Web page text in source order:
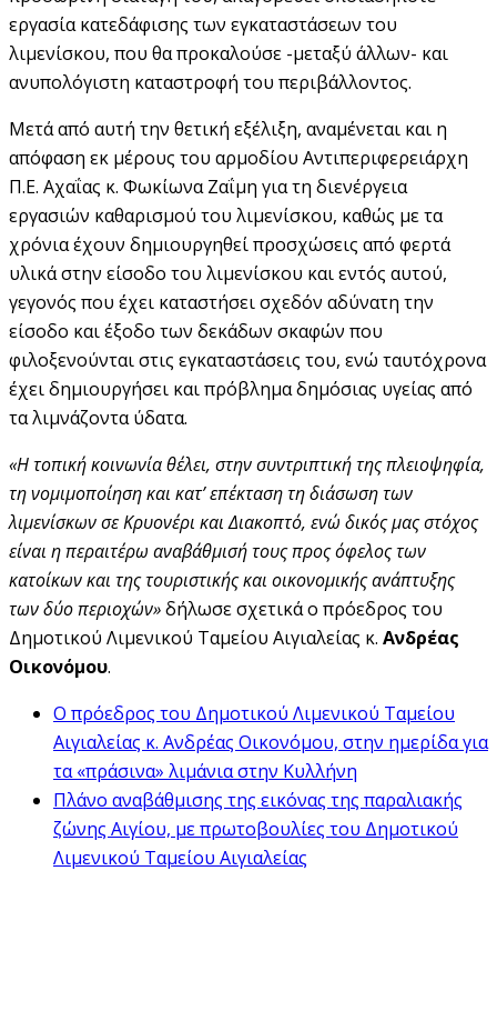
εργασία κατεδάφισης των εγκαταστάσεων του
λιμενίσκου, που θα προκαλούσε -μεταξύ άλλων- και
ανυπολόγιστη καταστροφή του περιβάλλοντος.
Μετά από αυτή την θετική εξέλιξη, αναμένεται και η
απόφαση εκ μέρους του αρμοδίου Αντιπεριφερειάρχη
Π.Ε. Αχαΐας κ. Φωκίωνα Ζαΐμη για τη διενέργεια
εργασιών καθαρισμού του λιμενίσκου, καθώς με τα
χρόνια έχουν δημιουργηθεί προσχώσεις από φερτά
υλικά στην είσοδο του λιμενίσκου και εντός αυτού,
γεγονός που έχει καταστήσει σχεδόν αδύνατη την
είσοδο και έξοδο των δεκάδων σκαφών που
φιλοξενούνται στις εγκαταστάσεις του, ενώ ταυτόχρονα
έχει δημιουργήσει και πρόβλημα δημόσιας υγείας από
τα λιμνάζοντα ύδατα.
«Η τοπική κοινωνία θέλει, στην συντριπτική της πλειοψηφία,
τη νομιμοποίηση και κατ’ επέκταση τη διάσωση των
λιμενίσκων σε Κρυονέρι και Διακοπτό, ενώ δικός μας στόχος
είναι η περαιτέρω αναβάθμισή τους προς όφελος των
κατοίκων και της τουριστικής και οικονομικής ανάπτυξης
των δύο περιοχών»δήλωσε σχετικά ο πρόεδρος του
Δημοτικού Λιμενικού Ταμείου Αιγιαλείας κ. Ανδρέας
Οικονόμου.
Ο πρόεδρος του Δημοτικού Λιμενικού Ταμείου
Αιγιαλείας κ. Ανδρέας Οικονόμου, στην ημερίδα για
τα «πράσινα» λιμάνια στην Κυλλήνη
Πλάνο αναβάθμισης της εικόνας της παραλιακής
ζώνης Αιγίου, με πρωτοβουλίες του Δημοτικού
Λιμενικού Ταμείου Αιγιαλείας